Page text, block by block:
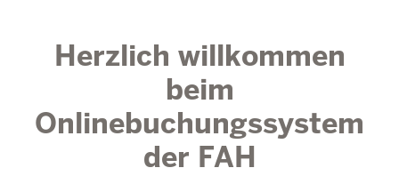
Herzlich willkommen
beim
Onlinebuchungssystem
der FAH